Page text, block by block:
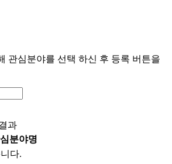
관심분야를 선택 하신 후 등록 버튼을
과
분야명
다.